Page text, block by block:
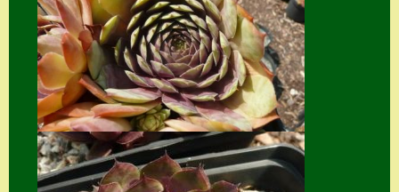
Mein Konto
Naturformen
S. x nixonii
Semps die ich
suche
Semps von A – Z